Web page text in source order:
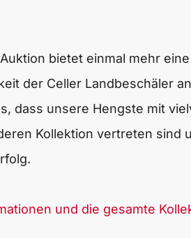
bietet einmal mehr
der Celler Landbeschäler
dass unsere Hengste mit
Kollektion vertreten sind
und die gesamte